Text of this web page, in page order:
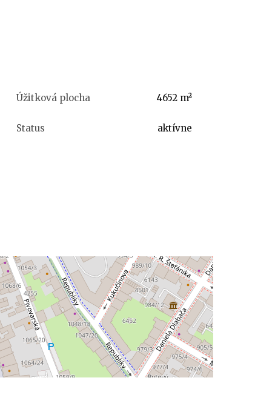
Úžitková plocha 4652 m²
Status aktívne